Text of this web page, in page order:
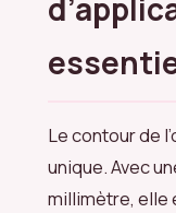
Le contour de
unique. Avec
millimètre, elle